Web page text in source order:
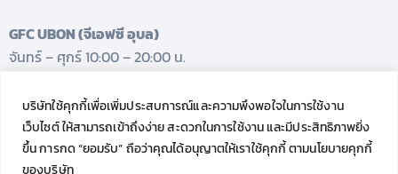
บริษัทใช้คุกกี้เพื่อเพิ่มประสบการณ์และความพึงพอใจในการใช้งาน
เว็บไซต์ ให้สามารถเข้าถึงง่าย สะดวกในการใช้งาน และมีประสิทธิภาพยิ่ง
ขึ้น การกด “ยอมรับ” ถือว่าคุณได้อนุญาตให้เราใช้คุกกี้ ตามนโยบายคุกกี้
ของบริษัท
GFC UBON (จีเอฟซี อุบล)
จันทร์ – ศุกร์ 10:00 – 20:00 น.
GET FRESH UPDATES.
Follow us